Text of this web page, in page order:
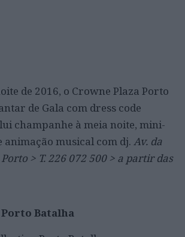
de 2016, o Crowne Plaza Porto
de Gala com dress code
champanhe à meia noite, mini-
animação musical com dj. Av. da
> T. 226 072 500 > a partir das
Batalha